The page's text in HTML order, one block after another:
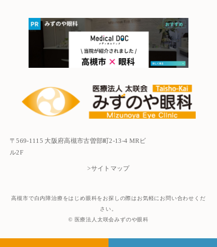
〒569-1115 大阪府高槻市古曽部町2-13-4 MRビ
ル2F
>サイトマップ
高槻市で白内障治療をはじめ眼科をお探しの際はお気軽にお問い合わせくだ
さい。
© 医療法人太咲会みずのや眼科